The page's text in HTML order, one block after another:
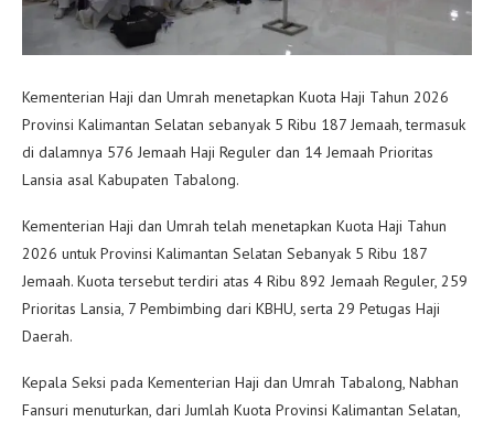
Kementerian Haji dan Umrah menetapkan Kuota Haji Tahun 2026
Provinsi Kalimantan Selatan sebanyak 5 Ribu 187 Jemaah, termasuk
di dalamnya 576 Jemaah Haji Reguler dan 14 Jemaah Prioritas
Lansia asal Kabupaten Tabalong.
Kementerian Haji dan Umrah telah menetapkan Kuota Haji Tahun
2026 untuk Provinsi Kalimantan Selatan Sebanyak 5 Ribu 187
Jemaah. Kuota tersebut terdiri atas 4 Ribu 892 Jemaah Reguler, 259
Prioritas Lansia, 7 Pembimbing dari KBHU, serta 29 Petugas Haji
Daerah.
Kepala Seksi pada Kementerian Haji dan Umrah Tabalong, Nabhan
Fansuri menuturkan, dari Jumlah Kuota Provinsi Kalimantan Selatan,